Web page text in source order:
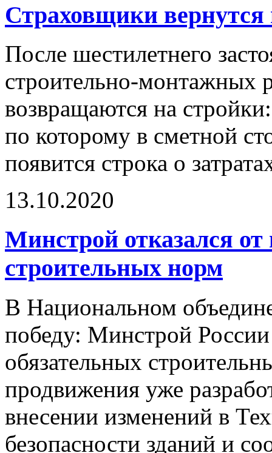
Страховщики вернутся
После шестилетнего
строительно-монтажных
возвращаются на
по которому в сметной
появится строка о
13.10.2020
Минстрой отказался от
строительных норм
В Национальном
победу: Минстрой России
обязательных
продвижения уже
внесении изменений в
безопасности зданий и